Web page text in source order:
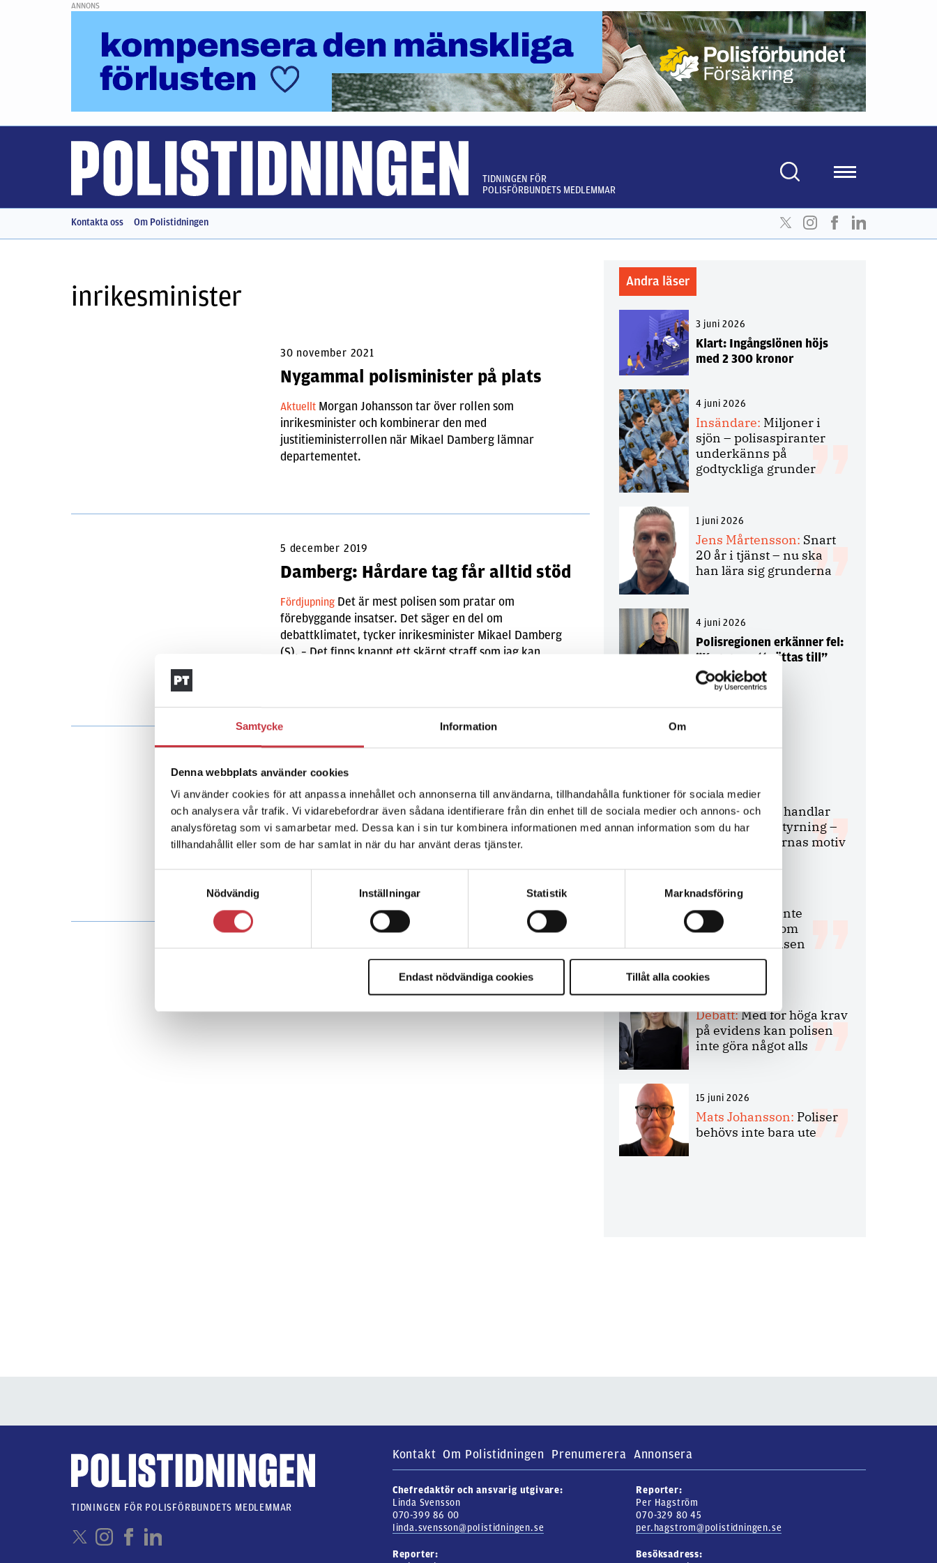
Samtycke Information Om
Denna webbplats använder cookies
Vi använder cookies för att anpassa innehållet och annonserna till användarna, tillhandahålla funktioner för sociala medier
och analysera vår trafik. Vi vidarebefordrar även sådana identifierare från din enhet till de sociala medier och annons- och
analysföretag som vi samarbetar med. Dessa kan i sin tur kombinera informationen med annan information som du har
tillhandahållit eller som de har samlat in när du har använt deras tjänster.
Nödvändig
Inställningar Statistik Marknadsföring
Endast nödvändiga cookies Tillåt alla cookies
ANNONS
TIDNINGEN FÖR
POLISFÖRBUNDETS MEDLEMMAR
Kontakta oss Om Polistidningen
inrikesminister
30 november 2021
Nygammal polisminister på plats
Aktuellt Morgan Johansson tar över rollen som
inrikesminister och kombinerar den med
justitieministerrollen när Mikael Damberg lämnar
departementet.
5 december 2019
Damberg: Hårdare tag får alltid stöd
Fördjupning Det är mest polisen som pratar om
förebyggande insatser. Det säger en del om
debattklimatet, tycker inrikesminister Mikael Damberg
(S). – Det finns knappt ett skärpt straff som jag kan
Nya tag mot hatbrott
AktuelltHatbrottskompetensen ska utvecklas i hela
landet, men det blir bara storstäderna som får speciella
hatbrottsenheter. Det är några av de åtgärder som
Andra läser
3 juni 2026
Klart: Ingångslönen höjs
med 2 300 kronor
4 juni 2026
Insändare: Miljoner i
sjön – polisaspiranter
underkänns på
godtyckliga grunder
1 juni 2026
Jens Mårtensson: Snart
20 år i tjänst – nu ska
han lära sig grunderna
4 juni 2026
Polisregionen erkänner fel:
”Kommer att rättas till”
Debatt
9 juli 2026
Slutreplik:Det handlar
om kunskapsstyrning –
inte om forskarnas motiv
8 juli 2026
Replik:
Det är inte
evidenskrav som
bakbinder polisen
7 juli 2026
Debatt:Med för höga krav
på evidens kan polisen
inte göra något alls
15 juni 2026
Mats Johansson: Poliser
behövs inte bara ute
Kontakt Om Polistidningen Prenumerera Annonsera
Chefredaktör och ansvarig utgivare:
Linda Svensson
070-399 86 00
linda.svensson@polistidningen.se
Reporter:
Per Hagström
070-329 80 45
per.hagstrom@polistidningen.se
Reporter:
Besöksadress:
TIDNINGEN FÖR POLISFÖRBUNDETS MEDLEMMAR